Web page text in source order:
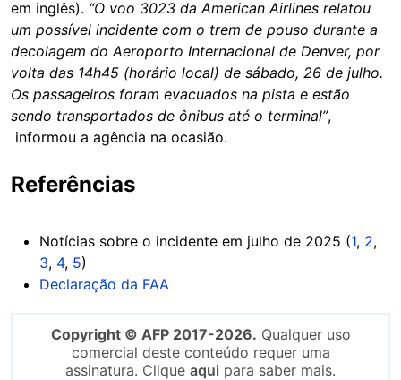
em inglês). “O voo 3023 da American Airlines relatou
um possível incidente com o trem de pouso durante a
decolagem do Aeroporto Internacional de Denver, por
volta das 14h45 (horário local) de sábado, 26 de julho.
Os passageiros foram evacuados na pista e estão
sendo transportados de ônibus até o terminal”,
informou a agência na ocasião.
Referências
Notícias sobre o incidente em julho de 2025 (1, 2,
3, 4, 5)
Declaração da FAA
Copyright © AFP 2017-2026. Qualquer uso
comercial deste conteúdo requer uma
assinatura. Clique aqui para saber mais.